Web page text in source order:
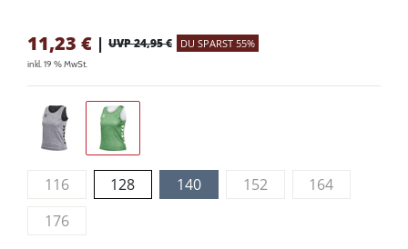
11,23 € | UVP 24,95 € DU SPARST 55%
inkl. 19 % MwSt.
116 128 140 152
164
176